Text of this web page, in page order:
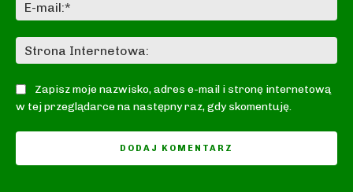
Zapisz moje nazwisko, adres e-mail i stronę internetową
w tej przeglądarce na następny raz, gdy skomentuję.